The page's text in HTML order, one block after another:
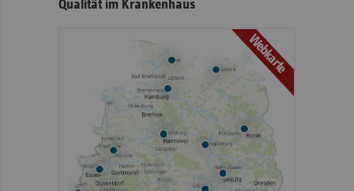
Qualität im Krankenhaus
Webkarte